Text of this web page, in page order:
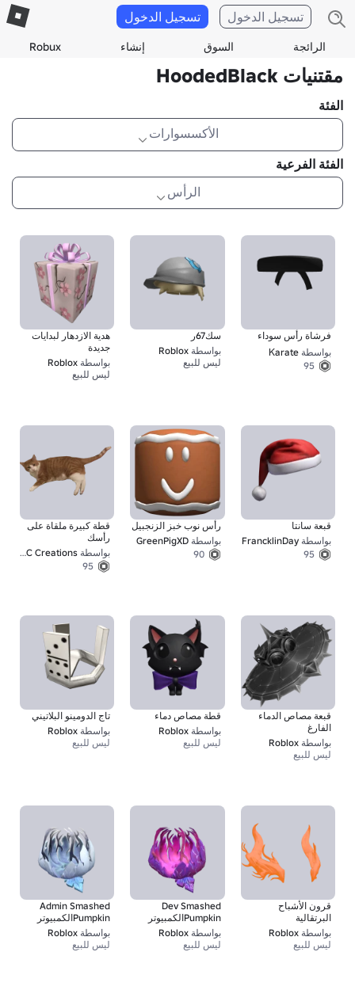
الرائجة السوق إنشاء Robux
تسجيل الدخول تسجيل الدخول
مقتنيات HoodedBlack
الفئة
الأكسسوارات
الفئة الفرعية
الرأس
هدية الازدهار لبدايات
جديدة
بواسطة Roblox
ليس للبيع
سك67ر
بواسطة Roblox
ليس للبيع
67
فرشاة رأس سوداء
بواسطة Κarate
95
قطة كبيرة ملقاة على
رأسك
بواسطة Clockset's Crazy UGC Creations
95
رأس نوب خبز الزنجبيل
بواسطة GreenPigXD
90
قبعة سانتا
بواسطة FrancklinDay
95
تاج الدومينو البلاتيني
بواسطة Roblox
ليس للبيع
قطة مصاص دماء
بواسطة Roblox
ليس للبيع
قبعة مصاص الدماء
الفارغ
بواسطة Roblox
ليس للبيع
Admin Smashed
Pumpkinالكمبيوتر
بواسطة Roblox
ليس للبيع
Dev Smashed
Pumpkinالكمبيوتر
بواسطة Roblox
ليس للبيع
قرون الأشباح
البرتقالية
بواسطة Roblox
ليس للبيع